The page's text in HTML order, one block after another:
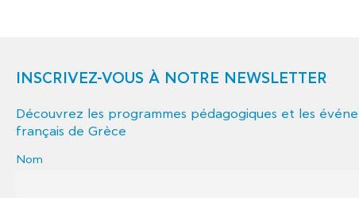
INSCRIVEZ-VOUS À NOTRE NEWSLETTER
Découvrez les programmes pédagogiques et les
français de Grèce
Nom